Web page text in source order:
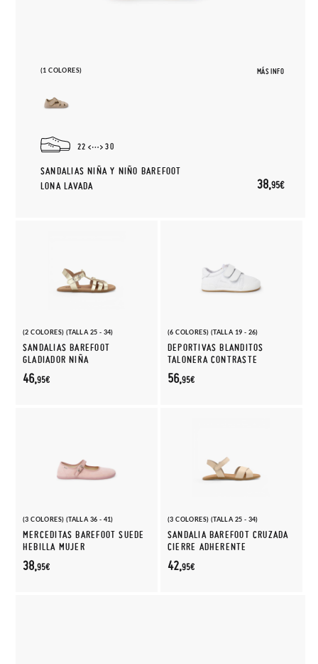
(1 COLORES) MÁS INFO
22 30
SANDALIAS NIÑA Y NIÑO BAREFOOT
LONA LAVADA
38,95€
(2 COLORES) (TALLA 25 - 34)
SANDALIAS BAREFOOT
GLADIADOR NIÑA
46,95€
(6 COLORES) (TALLA 19 - 26)
DEPORTIVAS BLANDITOS
TALONERA CONTRASTE
56,95€
(3 COLORES) (TALLA 36 - 41)
MERCEDITAS BAREFOOT SUEDE
HEBILLA MUJER
38,95€
(3 COLORES) (TALLA 25 - 34)
SANDALIA BAREFOOT CRUZADA
CIERRE ADHERENTE
42,95€